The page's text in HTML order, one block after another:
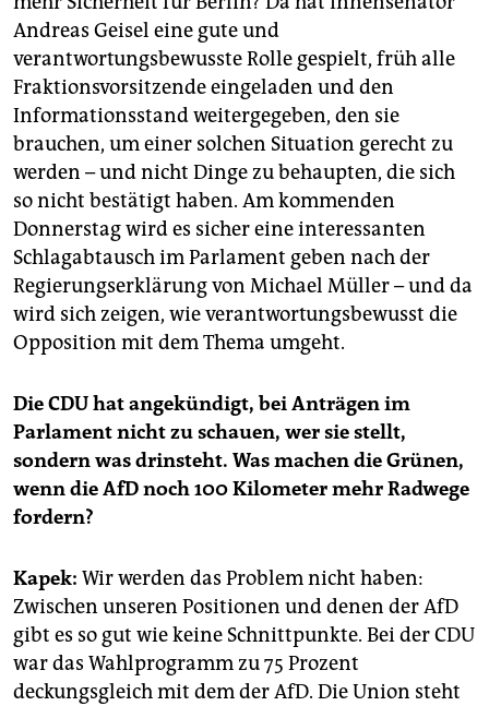
Andreas Geisel eine gute und
verantwortungsbewusste Rolle gespielt, früh alle
Fraktionsvorsitzende eingeladen und den
Informationsstand weitergegeben, den sie
brauchen, um einer solchen Situation gerecht zu
werden – und nicht Dinge zu behaupten, die sich
so nicht bestätigt haben. Am kommenden
Donnerstag wird es sicher eine interessanten
Schlagabtausch im Parlament geben nach der
Regierungserklärung von Michael Müller – und da
wird sich zeigen, wie verantwortungsbewusst die
Opposition mit dem Thema umgeht.
Die CDU hat angekündigt, bei Anträgen im
Parlament nicht zu schauen, wer sie stellt,
sondern was drinsteht. Was machen die Grünen,
wenn die AfD noch 100 Kilometer mehr Radwege
fordern?
Kapek: Wir werden das Problem nicht haben:
Zwischen unseren Positionen und denen der AfD
gibt es so gut wie keine Schnittpunkte. Bei der CDU
war das Wahlprogramm zu 75 Prozent
deckungsgleich mit dem der AfD. Die Union steht